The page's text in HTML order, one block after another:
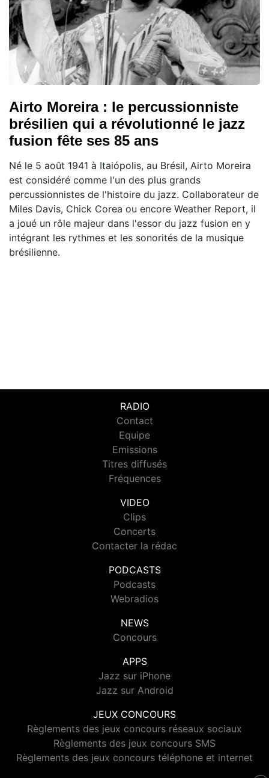
Airto Moreira : le percussionniste
brésilien qui a révolutionné le jazz
fusion fête ses 85 ans
Né le 5 août 1941 à Itaiópolis, au Brésil, Airto Moreira
est considéré comme l'un des plus grands
percussionnistes de l'histoire du jazz. Collaborateur de
Miles Davis, Chick Corea ou encore Weather Report, il
a joué un rôle majeur dans l'essor du jazz fusion en y
intégrant les rythmes et les sonorités de la musique
brésilienne.
RADIO
Contact
Equipe
Emissions
Titres diffusés
Fréquences
VIDEO
Clips
Concerts
Contacter la rédac
PODCASTS
Podcasts
Webradios
NEWS
Concours
APPS
Jazz sur iPhone
Jazz sur Android
JEUX CONCOURS
Règlements des jeux concours réseaux sociaux
Règlements des jeux concours SMS
Règlements des jeux concours téléphone et internet